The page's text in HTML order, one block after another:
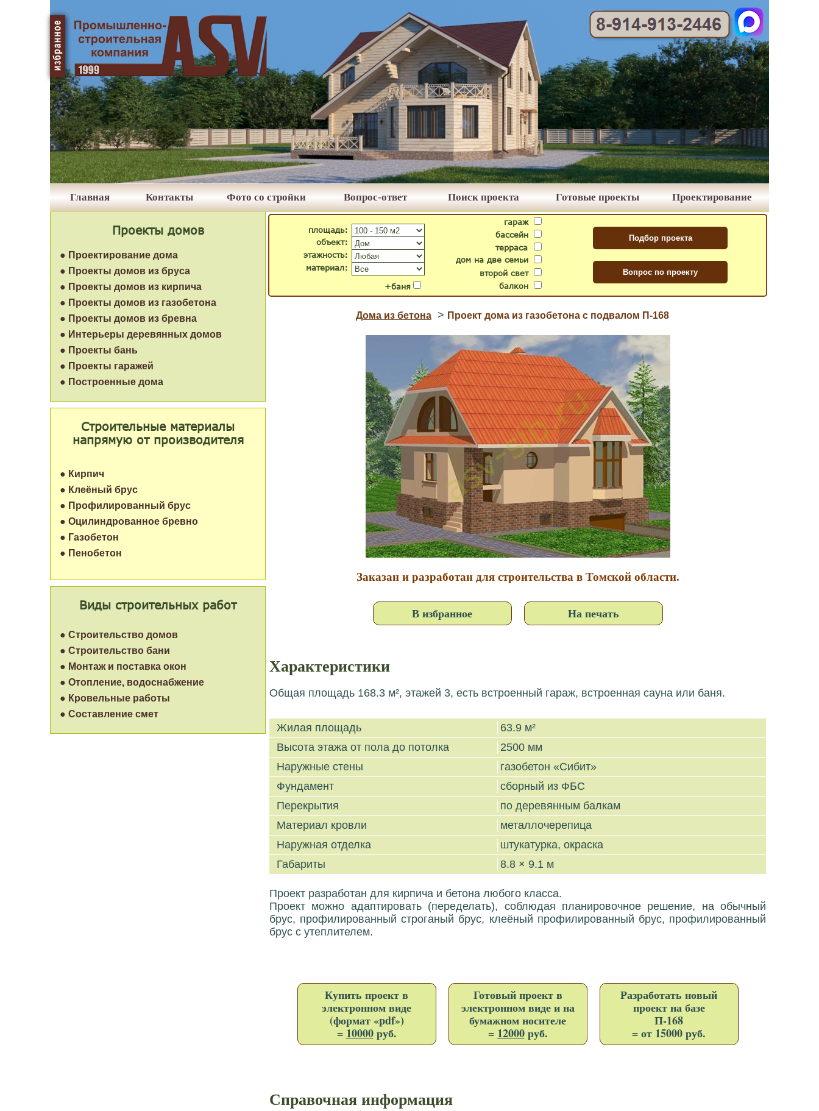
Проектирование
Главная Фото со стройки
Контакты Вопрос-ответ Поиск проекта Готовые проекты
Проекты домов
Строительные материалы
напрямую от производителя
● Кирпич
● Клеёный брус
● Профилированный брус
● Оцилиндрованное бревно
● Газобетон
● Пенобетон
Виды строительных работ
● Строительство домов
● Строительство бани
● Монтаж и поставка окон
● Отопление, водоснабжение
● Кровельные работы
● Составление смет
● Проектирование дома
● Проекты домов из бруса
● Проекты домов из кирпича
● Проекты домов из газобетона
● Проекты домов из бревна
● Интерьеры деревянных домов
● Проекты бань
● Проекты гаражей
● Построенные дома
гараж
бассейн
второй свет
дом на две семьи
терраса
балкон
+баня
объект:
материал:
площадь:
этажность:
Дома из бетона > Проект дома из газобетона с подвалом П-168
Заказан и разработан для строительства в Томской области.
В избранное На печать
Характеристики
Общая площадь 168.3 м², этажей 3, есть встроенный гараж, встроенная сауна или баня.
Жилая площадь
63.9 м²
Высота этажа от пола до потолка
2500 мм
Наружные стены
газобетон «Сибит»
Фундамент
сборный из ФБС
Перекрытия
по деревянным балкам
Материал кровли
металлочерепица
Наружная отделка
штукатурка, окраска
Габариты
8.8 × 9.1 м
Проект разработан для кирпича и бетона любого класса.
Проект можно адаптировать (переделать), соблюдая планировочное решение, на обычный
брус, профилированный строганый брус, клеёный профилированный брус, профилированный
брус с утеплителем.
Купить проект в
электронном виде
(формат «pdf»)
= 10000руб.
Готовый проект в
электронном виде и на
бумажном носителе
= 12000руб.
Разработать новый
проект на базе
П-168
= от 15000 руб.
Справочная информация